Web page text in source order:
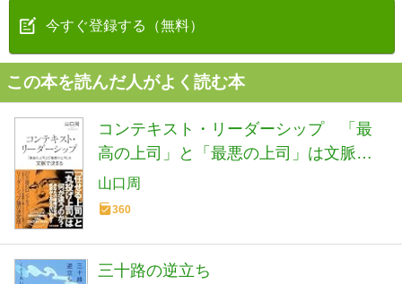
今すぐ登録する（無料）
この本を読んだ人がよく読む本
コンテキスト・リーダーシップ 「最
高の上司」と「最悪の上司」は文脈で
決まる (光文社新書 1406)
山口周
360
三十路の逆立ち